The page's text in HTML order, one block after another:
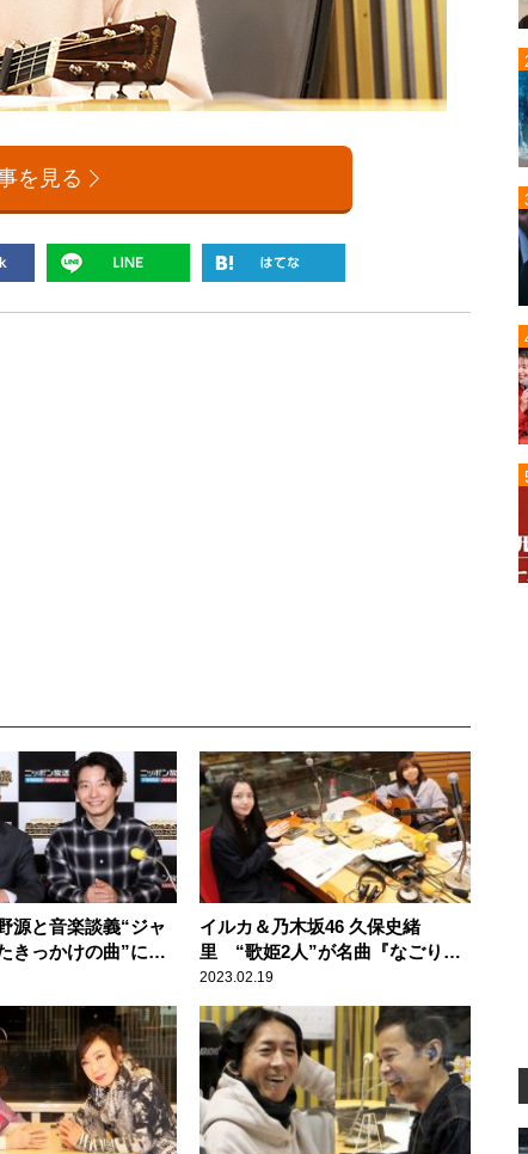
を見る
源と音楽談義“ジャ
きっかけの曲”に意
イルカ＆乃木坂46 久保史緒
里 “歌姫2人”が名曲『なごり
雪』を熱唱！ 「忘れられない時
間になりました」
2023.02.19